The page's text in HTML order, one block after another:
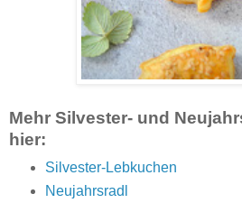
Mehr Silvester- und
hier:
Silvester-Lebkuchen
Neujahrsradl